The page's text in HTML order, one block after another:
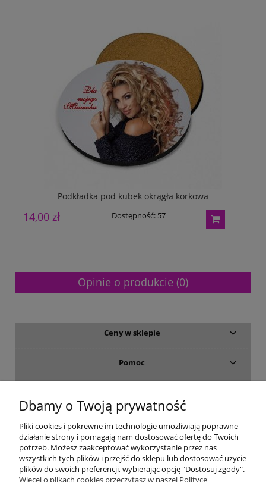
Podkładka pod kubek okrągła korkowa
14,00 zł Dostępność: 57
Opinie o produkcie (0)
Ceny w sklepie
Pomoc
Moje konto
Gwarancja i zwroty
Dbamy o Twoją prywatność
Pliki cookies i pokrewne im technologie umożliwiają poprawne
działanie strony i pomagają nam dostosować ofertę do Twoich
potrzeb. Możesz zaakceptować wykorzystanie przez nas
wszystkich tych plików i przejść do sklepu lub dostosować użycie
plików do swoich preferencji, wybierając opcję "Dostosuj zgody".
Więcej o plikach cookies przeczytasz w naszej Polityce